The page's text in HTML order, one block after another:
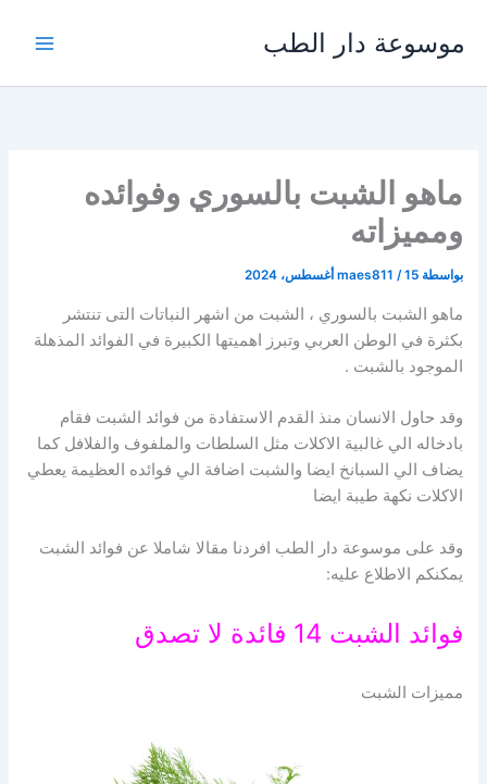
المحتوى
موسوعة دار الطب
ماهو الشبت بالسوري وفوائده
ومميزاته
بواسطة maes811 /15 أغسطس، 2024
ماهو الشبت بالسوري ، الشبت من اشهر النباتات التى تنتشر
بكثرة في الوطن العربي وتبرز اهميتها الكبيرة في الفوائد المذهلة
الموجود بالشبت .
وقد حاول الانسان منذ القدم الاستفادة من فوائد الشبت فقام
بادخاله الي غالبية الاكلات مثل السلطات والملفوف والفلافل كما
يضاف الي السبانخ ايضا والشبت اضافة الي فوائده العظيمة يعطي
الاكلات نكهة طيبة ايضا
وقد على موسوعة دار الطب افردنا مقالا شاملا عن فوائد الشبت
يمكنكم الاطلاع عليه:
فوائد الشبت 14 فائدة لا تصدق
مميزات الشبت